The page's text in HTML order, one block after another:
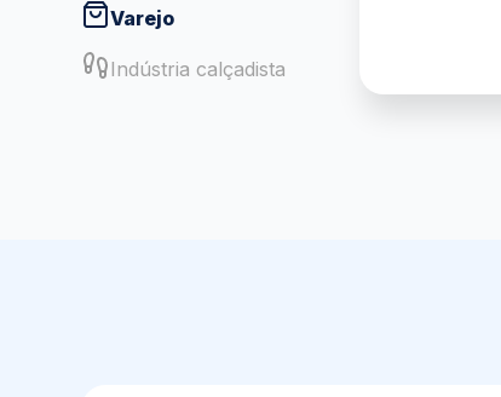
Varejo
Indústria calçadista